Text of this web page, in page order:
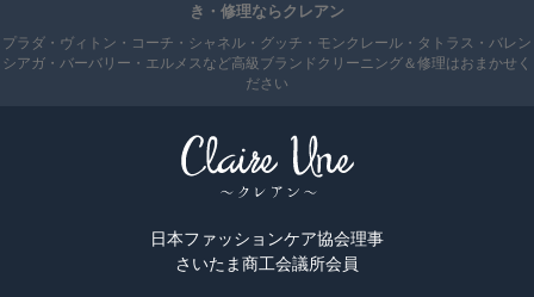
き・修理ならクレアン
プラダ・ヴィトン・コーチ・シャネル・グッチ・モンクレール・タトラス・バレン
シアガ・バーバリー・エルメスなど高級ブランドクリーニング＆修理はおまかせく
ださい
日本ファッションケア協会理事
さいたま商工会議所会員